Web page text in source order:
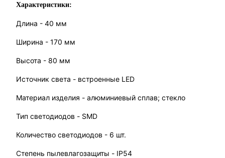
Характеристики:
Длина - 40 мм
Ширина - 170 мм
Высота - 80 мм
Источник света - встроенные LED
Материал изделия - алюминиевый сплав; стекло
Тип светодиодов - SMD
Количество светодиодов - 6 шт.
Степень пылевлагозащиты - IP54